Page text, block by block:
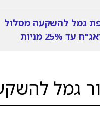
גמל להשקעה מסלול
25% מניות
גמל